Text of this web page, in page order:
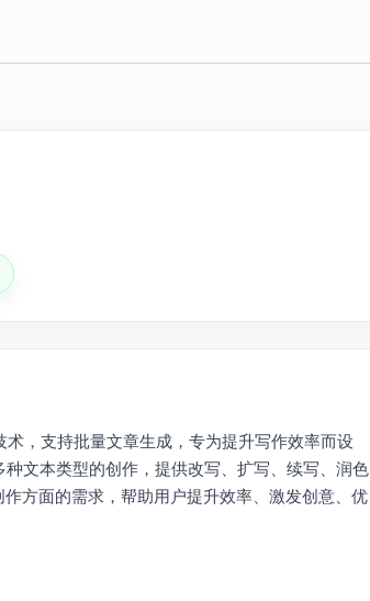
，支持批量文章生成，专为提升写作效率而设
文本类型的创作，提供改写、扩写、续写、润色
方面的需求，帮助用户提升效率、激发创意、优